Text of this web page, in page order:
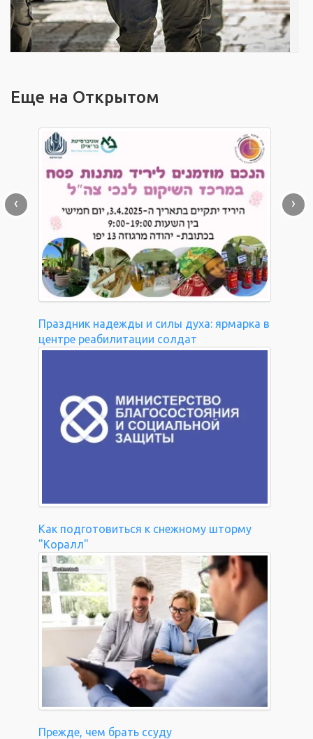
Еще на Открытом
Праздник надежды и силы духа: ярмарка в
центре реабилитации солдат
Как подготовиться к снежному шторму
"Коралл"
Прежде, чем брать ссуду
‹ ›